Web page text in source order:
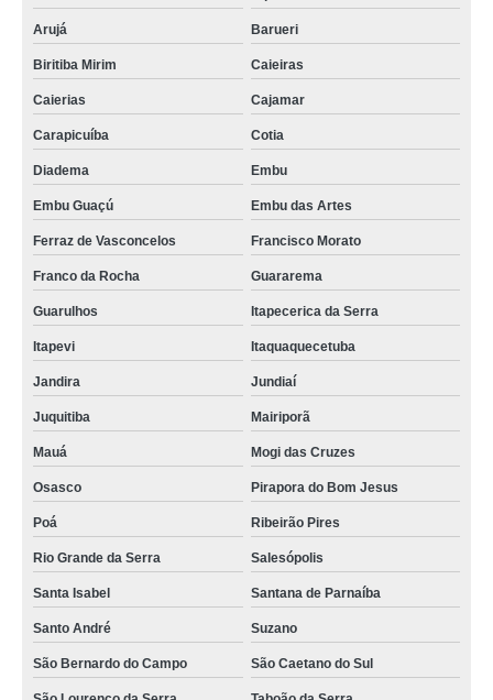
Arujá Barueri
Biritiba Mirim Caieiras
Caierias Cajamar
Carapicuíba Cotia
Diadema Embu
Embu Guaçú Embu das Artes
Ferraz de Vasconcelos Francisco Morato
Franco da Rocha Guararema
Guarulhos Itapecerica da Serra
Itapevi Itaquaquecetuba
Jandira Jundiaí
Juquitiba Mairiporã
Mauá Mogi das Cruzes
Osasco Pirapora do Bom Jesus
Poá Ribeirão Pires
Rio Grande da Serra Salesópolis
Santa Isabel Santana de Parnaíba
Santo André Suzano
São Bernardo do Campo São Caetano do Sul